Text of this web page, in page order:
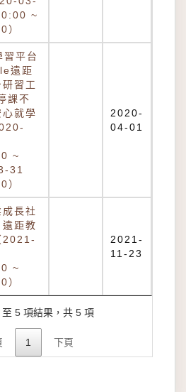
~
）
平台
遠距
習工
課不
就學
~
31
）
2020-
04-01
長社
距教
2021-
~
）
2021-
11-23
5 項結果，共 5 項
1 下頁